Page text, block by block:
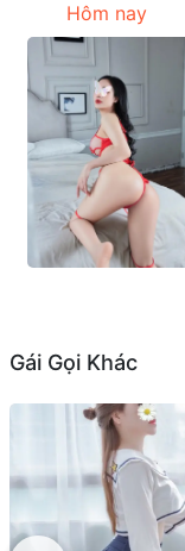
Hôm nay
Gái Gọi Khác